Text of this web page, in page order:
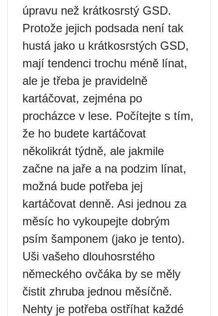
úpravu než krátkosrstý GSD.
Protože jejich podsada není tak
hustá jako u krátkosrstých GSD,
mají tendenci trochu méně línat,
ale je třeba je pravidelně
kartáčovat, zejména po
procházce v lese. Počítejte s tím,
že ho budete kartáčovat
několikrát týdně, ale jakmile
začne na jaře a na podzim línat,
možná bude potřeba jej
kartáčovat denně. Asi jednou za
měsíc ho vykoupejte dobrým
psím šamponem (jako je tento).
Uši vašeho dlouhosrstého
německého ovčáka by se měly
čistit zhruba jednou měsíčně.
Nehty je potřeba ostříhat každé